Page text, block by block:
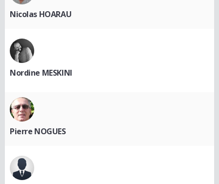
Nicolas HOARAU
Nordine MESKINI
Pierre NOGUES